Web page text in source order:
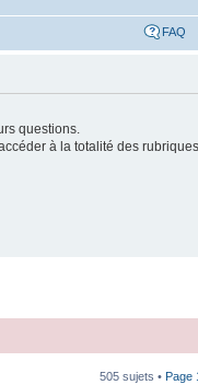
FAQ
questions.
à la totalité des
505 sujets • Page